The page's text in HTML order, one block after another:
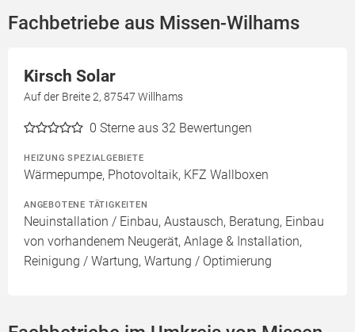
Fachbetriebe aus Missen-Wilhams
Kirsch Solar
Auf der Breite 2, 87547 Willhams
0 Sterne aus 32 Bewertungen
HEIZUNG SPEZIALGEBIETE
Wärmepumpe, Photovoltaik, KFZ Wallboxen
ANGEBOTENE TÄTIGKEITEN
Neuinstallation / Einbau, Austausch, Beratung, Einbau
von vorhandenem Neugerät, Anlage & Installation,
Reinigung / Wartung, Wartung / Optimierung